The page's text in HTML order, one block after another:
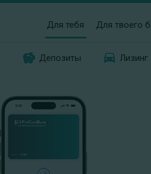
Для тебя Для твоего
Депозиты Лизинг